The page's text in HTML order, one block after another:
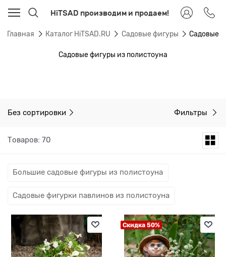
HiTSAD производим и продаем!
Главная Каталог HiTSAD.RU Садовые фигуры Садовые
Садовые фигуры из полистоуна
Без сортировки Фильтры
Товаров: 70
Большие садовые фигуры из полистоуна
Садовые фигурки павлинов из полистоуна
Скидка 50%